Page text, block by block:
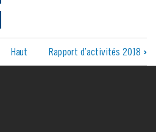
Haut Rapport d’activités 2018 ›